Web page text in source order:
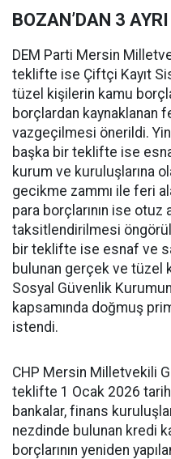
BOZAN’DAN 3
DEM Parti Mersin
teklifte ise Çiftçi Kayıt
tüzel kişilerin kamu
borçlardan kaynaklanan
vazgeçilmesi önerildi.
başka bir teklifte ise
kurum ve kuruluşlarına
gecikme zammı ile feri
para borçlarının ise otuz
taksitlendirilmesi
bir teklifte ise esnaf ve
bulunan gerçek ve tüzel
Sosyal Güvenlik
kapsamında doğmuş prim
istendi.
CHP Mersin Milletvekili
teklifte 1 Ocak 2026
bankalar, finans
nezdinde bulunan kredi
borçlarının yeniden